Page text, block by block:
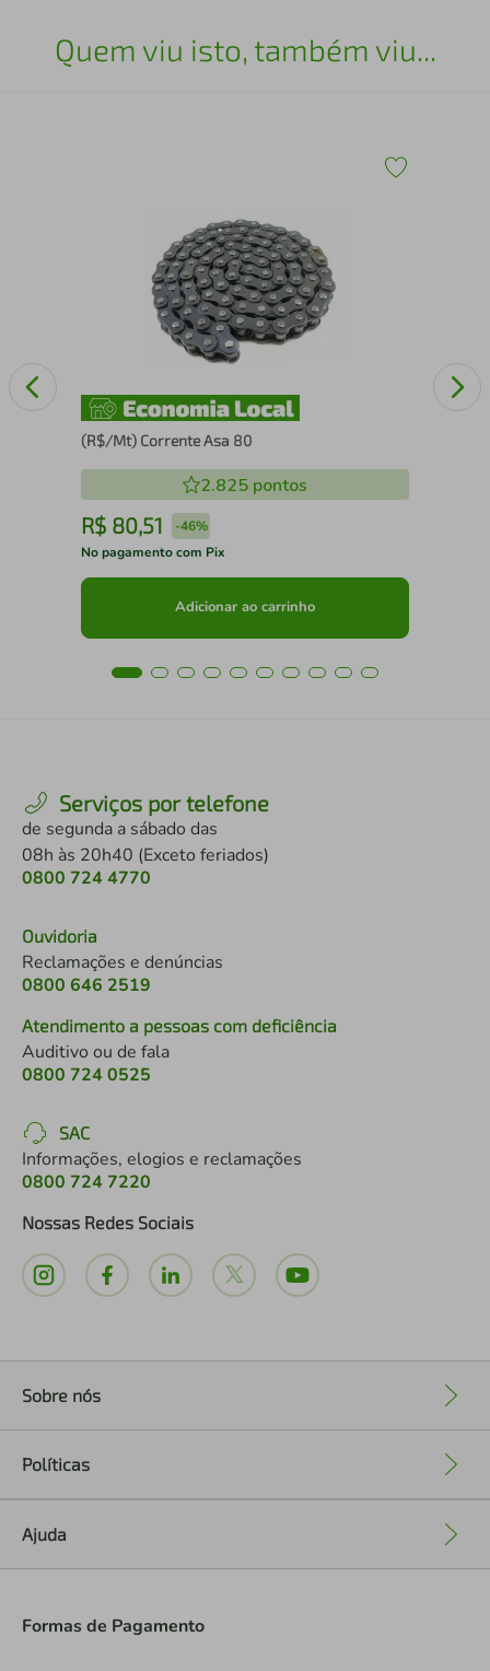
Quem viu isto, também viu...
(R$/Mt) Corrente Asa 80
2.825 pontos
R$ 80,51 -46%
No pagamento com Pix
Adicionar ao carrinho
Serviços por telefone
de segunda a sábado das
08h às 20h40 (Exceto feriados)
0800 724 4770
Ouvidoria
Reclamações e denúncias
0800 646 2519
Atendimento a pessoas com deficiência
Auditivo ou de fala
0800 724 0525
SAC
Informações, elogios e reclamações
0800 724 7220
Nossas Redes Sociais
Sobre nós
Políticas
Ajuda
Formas de Pagamento